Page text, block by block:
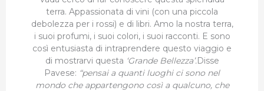
terra. Appassionata di vini (con una piccola
debolezza per i rossi) e di libri. Amo la nostra terra,
i suoi profumi, i suoi colori, i suoi racconti. E sono
così entusiasta di intraprendere questo viaggio e
di mostrarvi questa ‘Grande Bellezza’.Disse
Pavese: “pensai a quanti luoghi ci sono nel
mondo che appartengono così a qualcuno, che